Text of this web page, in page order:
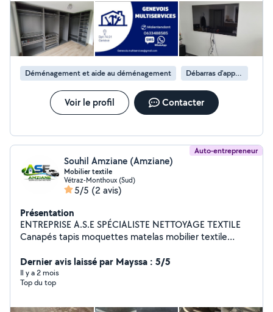
travaillé avec beaucoup de soin pour nos meubles et sont
arrivés bien équipés et tout a était réalisé rapidement et
consciencieusement. Nous n’hésiterons pas a refaire appel a
eux un grand merci
Déménagement et aide au déménagement Débarras d'appartement
Voir le profil Contacter
Auto-entrepreneur
Souhil Amziane (Amziane)
Mobilier textile
Vétraz-Monthoux (Sud)
5/5 (2 avis)
Présentation
ENTREPRISE A.S.E SPÉCIALISTE NETTOYAGE TEXTILE
Canapés tapis moquettes matelas mobilier textile
profondeur Hygiène Résultat professionnel Devis rapide
& gratuit C'est très simple Envoyez-nous : Photos (vue
d'ensemble + détails des taches) Dimensions (si vous
Dernier avis laissé par Mayssa : 5/5
Il y a 2 mois
Top du top